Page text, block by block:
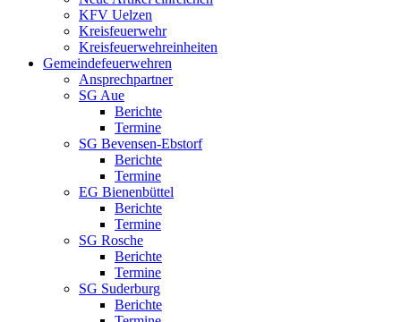
KFV Uelzen
Kreisfeuerwehr
Kreisfeuerwehreinheiten
Gemeindefeuerwehren
Ansprechpartner
SG Aue
Berichte
Termine
SG Bevensen-Ebstorf
Berichte
Termine
EG Bienenbüttel
Berichte
Termine
SG Rosche
Berichte
Termine
SG Suderburg
Berichte